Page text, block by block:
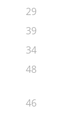
29
39
34
48
46